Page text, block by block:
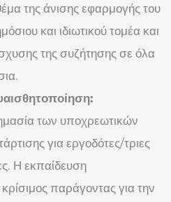
της άνισης εφαρμογής του
και ιδιωτικού τομέα και
της συζήτησης σε όλα
των υποχρεωτικών
για εργοδότες/τριες
Η εκπαίδευση
παράγοντας για την